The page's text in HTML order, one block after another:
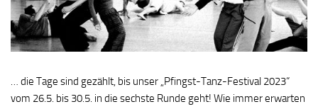
… die Tage sind gezählt, bis unser „Pfingst-Tanz-Festival 2023“
vom 26.5. bis 30.5. in die sechste Runde geht! Wie immer erwarten